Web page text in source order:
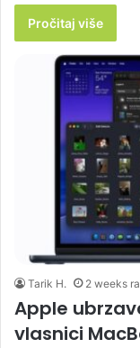
Pročitaj više
Tarik H. 2 weeks
Apple
vlasnici